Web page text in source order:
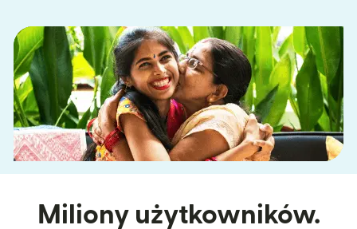
Miliony użytkowników.